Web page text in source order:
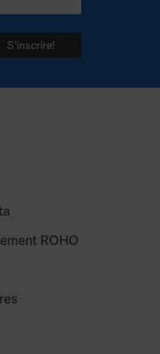
S'inscrire!
ROHO